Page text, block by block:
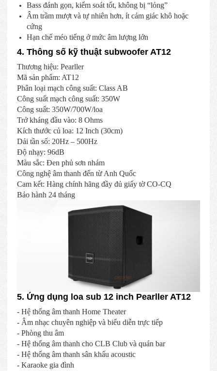
Bass đánh gọn, kiểm soát tốt, không bị “lỏng”
Âm trầm mượt và tự nhiên hơn, ít cảm giác khô hoặc
cứng
Hạn chế méo tiếng ở mức âm lượng lớn
4. Thông số kỹ thuật subwoofer AT12
Thương hiệu: Pearller
Mã sản phẩm: AT12
Phân loại mạch công suất: Class AB
Công suất mạch công suất: 350W
Công suất: 350W/700W/loa
Trở kháng đầu vào: 8 Ohms
Kích thước củ loa: 12 Inch (30cm)
Dải tần số: 20Hz – 500Hz
Độ nhạy: 96dB
Màu sắc: Đen phủ sơn nhám
Công nghệ âm thanh đến từ Anh Quốc
Cam kết: Hàng chính hãng đầy đủ giấy tờ CO-CQ
Bảo hành 24 tháng
5. Ứng dụng loa sub 12 inch Pearller AT12
- Hệ thống âm thanh Home Theater
- Âm nhạc chuyên nghiệp và biểu diễn trực tiếp
- Phòng thu âm
- Hệ thống âm thanh cho CLB Club và quán bar
- Hệ thống âm thanh sân khấu acoustic
- Karaoke gia đình